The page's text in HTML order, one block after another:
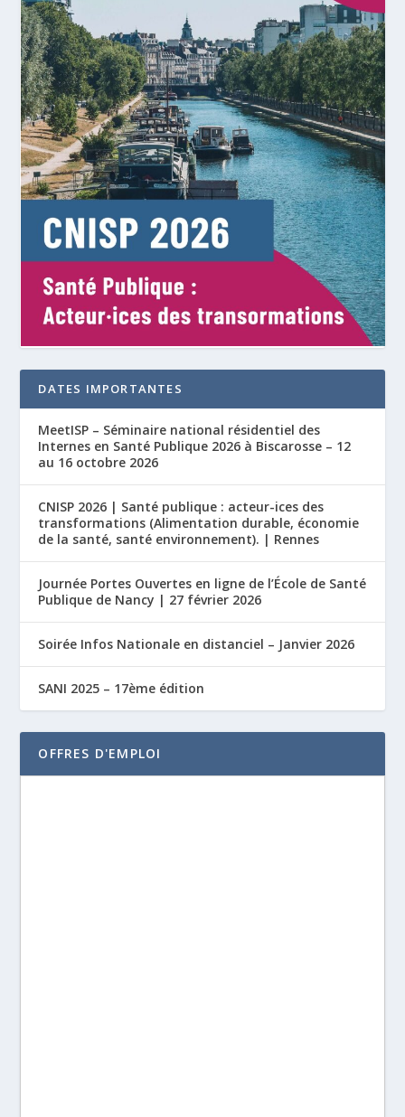
DATES IMPORTANTES
MeetISP – Séminaire national résidentiel des
Internes en Santé Publique 2026 à Biscarosse – 12
au 16 octobre 2026
CNISP 2026 | Santé publique : acteur-ices des
transformations (Alimentation durable, économie
de la santé, santé environnement). | Rennes
Journée Portes Ouvertes en ligne de l’École de Santé
Publique de Nancy | 27 février 2026
Soirée Infos Nationale en distanciel – Janvier 2026
SANI 2025 – 17ème édition
OFFRES D'EMPLOI